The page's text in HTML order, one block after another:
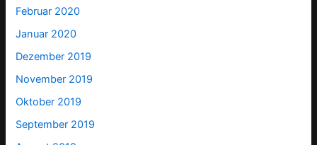
Februar 2020
Januar 2020
Dezember 2019
November 2019
Oktober 2019
September 2019